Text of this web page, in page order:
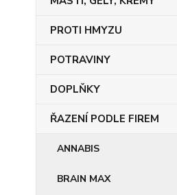
PROTI HMYZU
POTRAVINY
DOPLŇKY
ŘAZENÍ PODLE FIREM
ANNABIS
BRAIN MAX